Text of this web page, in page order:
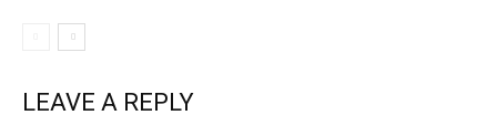
LEAVE A REPLY